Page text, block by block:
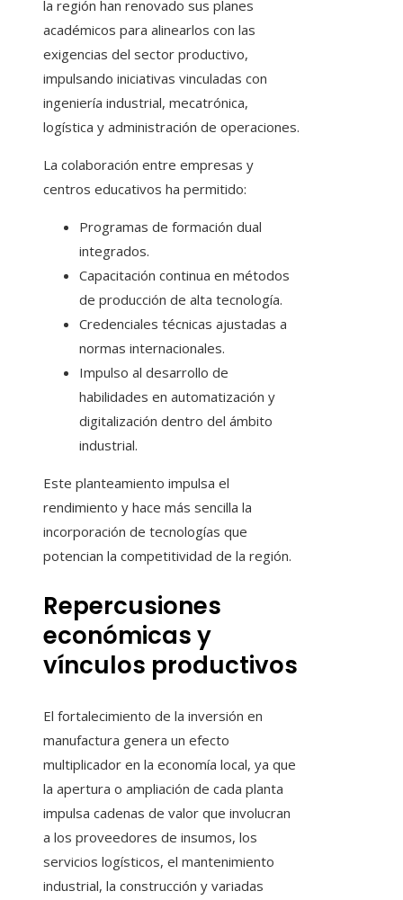
la región han renovado sus planes
académicos para alinearlos con las
exigencias del sector productivo,
impulsando iniciativas vinculadas con
ingeniería industrial, mecatrónica,
logística y administración de operaciones.
La colaboración entre empresas y
centros educativos ha permitido:
Programas de formación dual
integrados.
Capacitación continua en métodos
de producción de alta tecnología.
Credenciales técnicas ajustadas a
normas internacionales.
Impulso al desarrollo de
habilidades en automatización y
digitalización dentro del ámbito
industrial.
Este planteamiento impulsa el
rendimiento y hace más sencilla la
incorporación de tecnologías que
potencian la competitividad de la región.
Repercusiones
económicas y
vínculos productivos
El fortalecimiento de la inversión en
manufactura genera un efecto
multiplicador en la economía local, ya que
la apertura o ampliación de cada planta
impulsa cadenas de valor que involucran
a los proveedores de insumos, los
servicios logísticos, el mantenimiento
industrial, la construcción y variadas